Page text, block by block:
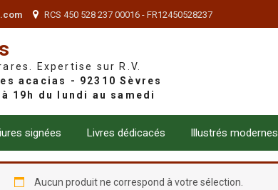
RCS 450 528 237 00016 - FR12450528237
Expertise sur R.V.
signées Livres dédicacés Illustrés modernes
Aucun produit ne correspond à votre sélection.